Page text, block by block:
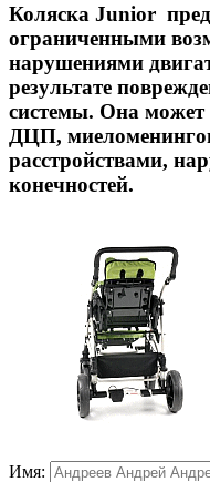
Коляска Junior
ограниченными
нарушениями
результате
системы. Она может
ДЦП,
расстройствами,
конечностей.
Имя: